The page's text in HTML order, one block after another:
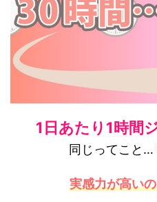
1日あたり1時間
同じってこと…
実感力が高い